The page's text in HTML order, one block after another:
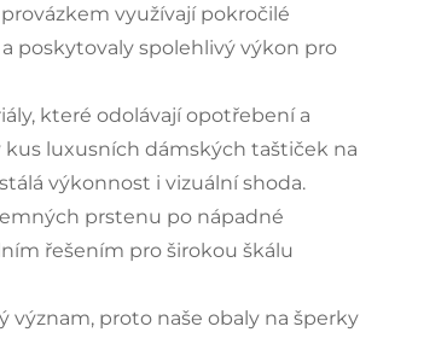
využívají pokročilé
poskytovaly spolehlivý výkon pro
které odolávají opotřebení a
luxusních dámských taštiček na
výkonnost i vizuální shoda.
prstenu po nápadné
řešením pro širokou škálu
význam, proto naše obaly na šperky